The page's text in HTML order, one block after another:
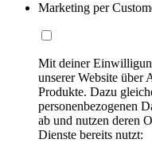
Marketing per
Mit deiner
unserer Website über
Produkte. Dazu
personenbezogenen
ab und nutzen deren
Dienste bereits nutzt: